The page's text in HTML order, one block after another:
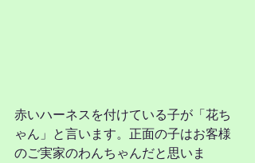
赤いハーネスを付けている子が「花ち
ゃん」と言います。正面の子はお客様
のご実家のわんちゃんだと思いま